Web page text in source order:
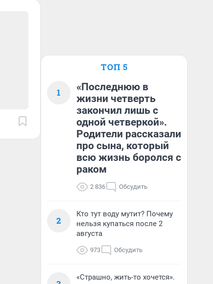
ТОП 5
1
«Последнюю в
жизни четверть
закончил лишь с
одной четверкой».
Родители рассказали
про сына, который
всю жизнь боролся с
раком
2 836 Обсудить
2
Кто тут воду мутит? Почему
нельзя купаться после 2
августа
973 Обсудить
«Страшно, жить-то хочется».